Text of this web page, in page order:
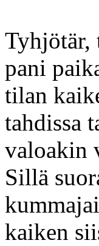
Tyhjötär,
pani
tilan
tahdissa
valoakin
Sillä
kaiken